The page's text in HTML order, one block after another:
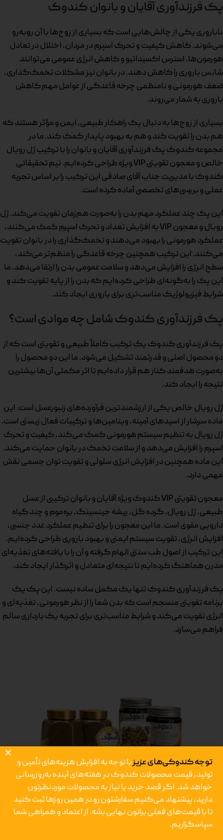
پک فرزندآوری آقایان و بانوان کندوک
ناباروری یکی از چالش‌هایی است که بسیاری از زوج‌ها با آن روبه‌رو
می‌شوند. کاهش کیفیت و تحرک اسپرم در مردان، اختلال در تعادل
هورمون‌ها، استرس اکسیداتیو و کاهش انرژی عمومی می‌توانند
شانس باروری را کاهش دهند. در بانوان نیز مشکلات تخمک‌گذاری،
ضعف هورمونی و نامنظمی چرخه قاعدگی از عوامل مهم کاهش
باروری به شمار می‌روند.
بسیاری از زوج‌ها به دنبال یک راهکار طبیعی، ایمن و مؤثر هستند که
هم بدن را تقویت کند و هم به بهبود پایدار کمک کند. ما در
مجموعه کندوک پک فرزندآوری آقایان و بانوان را با ترکیب ژل رویال
خالص و معجون تقویتی VIP ویژه طراحی کرده‌ایم. تیم تحقیقاتی
کندوک با مدیریت جناب آقای صادقی این ترکیب را بر اساس تجربه
عملی و بررسی‌های تخصصی آماده کرده است.
این پک چند عملکرد مهم بدن را به‌صورت هم‌زمان تقویت می‌کند. ژل
رویال و معجون VIP به افزایش تعداد و تحرک اسپرم کمک می‌کنند،
عملکرد هورمونی را بهبود می‌دهند و تخمک‌گذاری را در بانوان تقویت
می‌کنند. این ترکیب همچنین چرخه قاعدگی را منظم‌تر می‌کند،
سطح انرژی را افزایش می‌دهد و سلامت عمومی بدن را ارتقا می‌دهد. ما
این پک را به‌گونه‌ای طراحی کرده‌ایم که بدن را از پایه تقویت کند و
شرایط فیزیولوژیک مناسب‌تری برای باروری ایجاد کند.
پک فرزندآوری کندوک شامل چه موادی است؟
پک فرزندآوری کندوک یک ترکیب کاملاً طبیعی و تقویتی است که از
دو محصول اصلی و قدرتمند تشکیل می‌شود. ما این دو محصول را
به‌صورت هدفمند کنار هم قرار داده‌ایم تا اثر مکملی آن‌ها بیشترین
نتیجه را ایجاد کند.
ژل رویال خالص یکی از ارزشمندترین فرآورده‌های زنبورعسل است. این
ماده سرشار از اسیدهای آمینه، ویتامین‌ها و ترکیبات فعال زیستی است.
ژل رویال به تنظیم سیستم هورمونی کمک می‌کند، کیفیت و تحرک
اسپرم را افزایش می‌دهد و از سلامت تخمک در بانوان حمایت می‌کند.
این ماده همچنین در افزایش انرژی سلولی و تقویت توان جسمی نقش
مهمی دارد.
معجون تقویتی VIP کندوک ویژه آقایان و بانوان ترکیبی از عسل
طبیعی، ژل رویال، گرده گل، ریشه جینسینگ، بره‌موم و چند گیاه
دارویی مقوی است. ما این معجون را برای تنظیم عملکرد غدد جنسی،
افزایش انرژی، تقویت سیستم ایمنی و بهبود باروری طراحی کرده‌ایم.
این ترکیب از اصول طب سنتی الهام گرفته و آن را با یافته‌های تغذیه‌ای
مدرن هماهنگ کرده‌ایم تا نتیجه‌ای متعادل و اثرگذار ایجاد کند.
پک فرزندآوری کندوک تنها یک مکمل ساده نیست. این پک یک
برنامه تقویتی منسجم است که بدن شما را از نظر هورمونی، تغذیه‌ای و
انرژی تقویت می‌کند و شرایط مناسب‌تری برای تجربه یک بارداری سالم
فراهم می‌سازد.
پک درمان و پیشگیری از زگیل تناسلی، تبخال
تناسلی و HPV آقایان و بانوان
توجه کندوکی‌های عزیزبا توجه به افزایش هزینه‌های تأمین و
تولید، قیمت محصولات کندوک در هفته‌های آینده به‌روزرسانی
خواهد شد. اگر قصد خرید یا نیاز به محصولات موردنظرتون
دارید، پیشنهاد می‌کنیم سفارشتون رو در همین روزها ثبت کنید
تا با قیمت‌های فعلی براتون نهایی بشه.از اعتماد و همراهی شما
سپاسگزاریم.